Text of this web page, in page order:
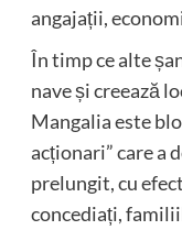
angajații,
În timp ce alte
nave și creează
Mangalia este
acționari” care a
prelungit, cu
concediați,